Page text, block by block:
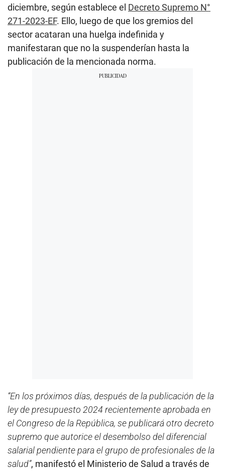
diciembre, según establece el Decreto Supremo N°
271-2023-EF. Ello, luego de que los gremios del
sector acataran una huelga indefinida y
manifestaran que no la suspenderían hasta la
publicación de la mencionada norma.
“En los próximos días, después de la publicación de la
ley de presupuesto 2024 recientemente aprobada en
el Congreso de la República, se publicará otro decreto
supremo que autorice el desembolso del diferencial
salarial pendiente para el grupo de profesionales de la
salud”, manifestó el Ministerio de Salud a través de